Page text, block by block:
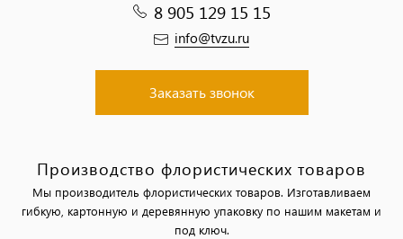
8 905 129 15 15
info@tvzu.ru
Заказать звонок
Производство флористических товаров
Мы производитель флористических товаров. Изготавливаем
гибкую, картонную и деревянную упаковку по нашим макетам и
под ключ.